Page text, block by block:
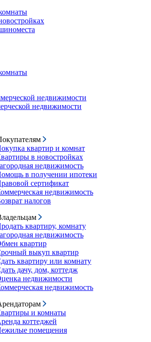
недвижимости
недвижимости
квартир и комнат
в новостройках
недвижимость
в получении ипотеки
сертификат
недвижимость
налогов
квартиру, комнату
недвижимость
квартир
выкуп квартир
квартиру или комнату
дачу, дом, коттедж
недвижимости
недвижимость
и комнаты
коттеджей
помещения